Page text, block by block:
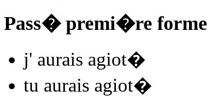
Pass� premi�re forme
j' aurais agiot�
tu aurais agiot�